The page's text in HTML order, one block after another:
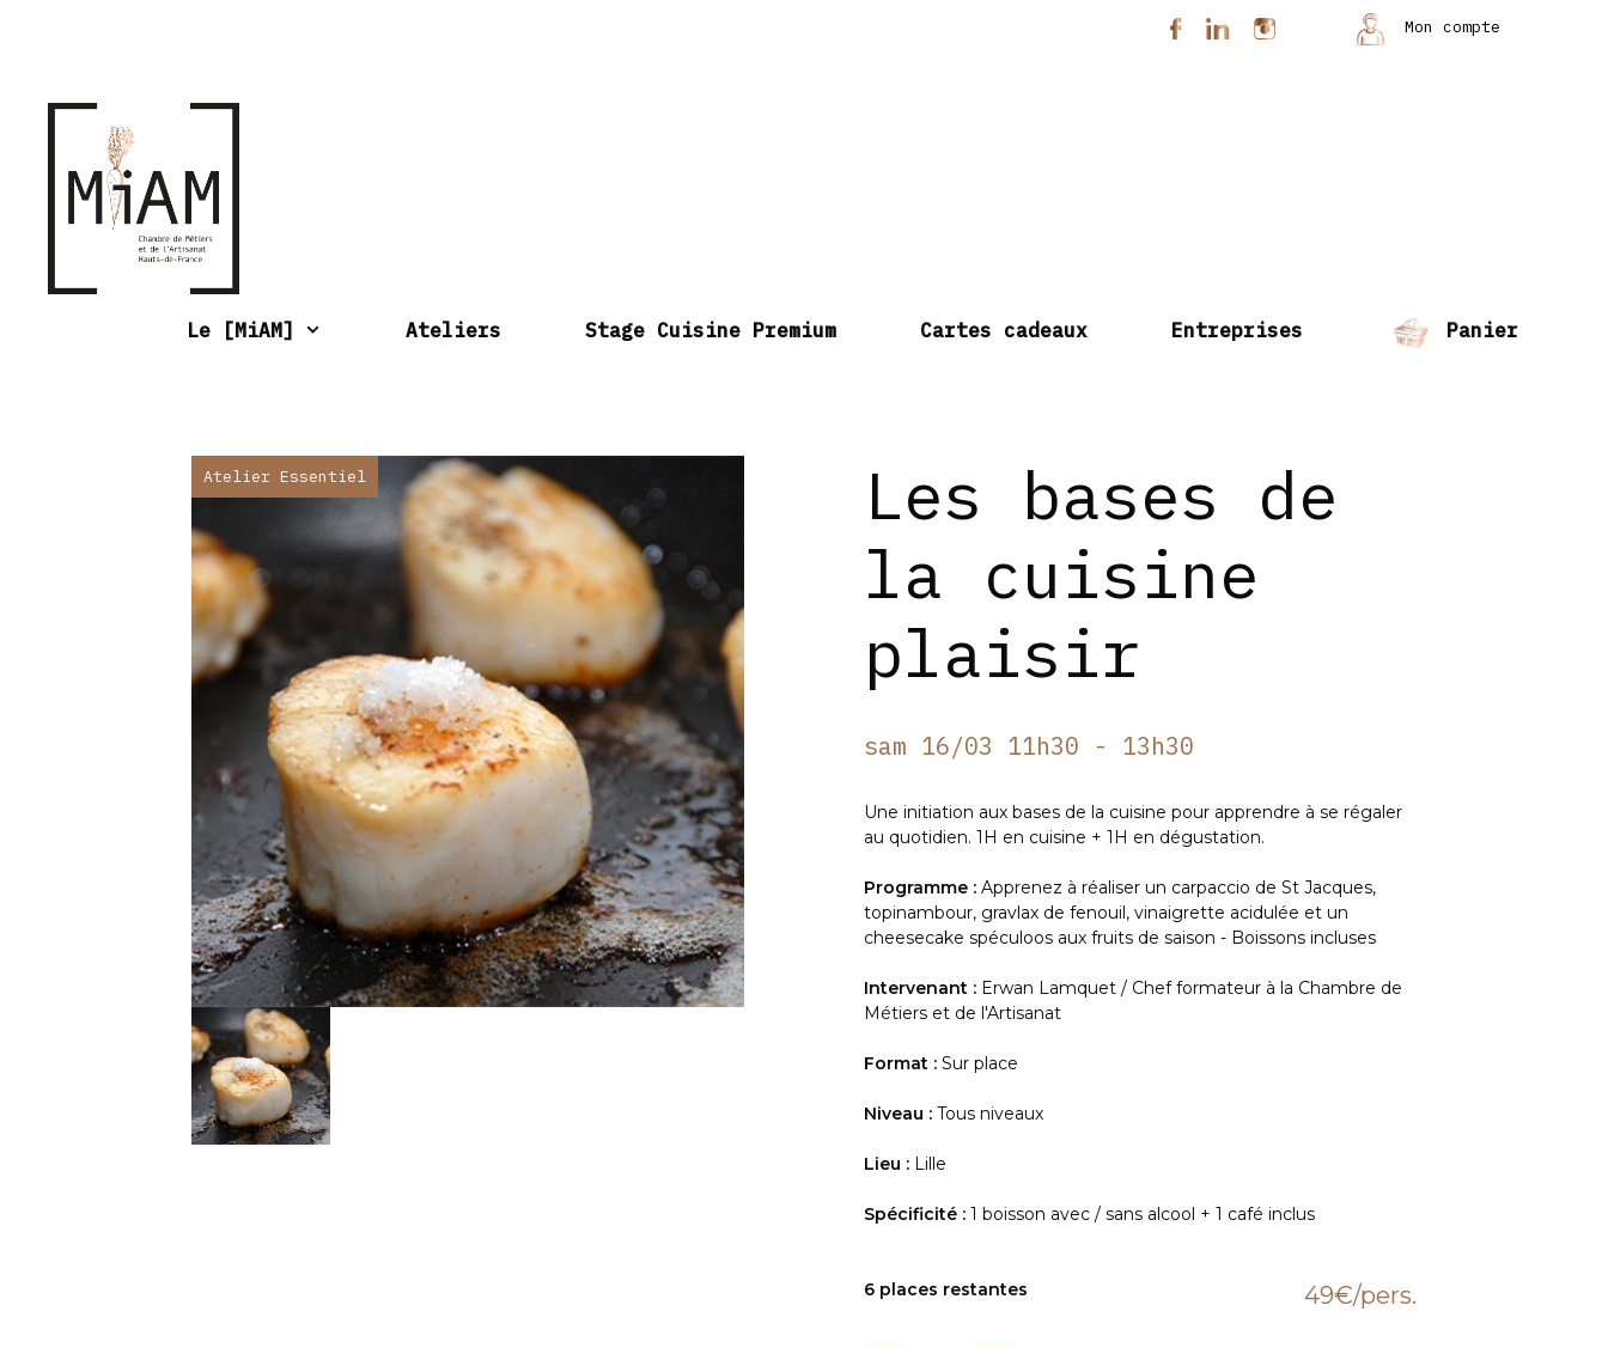
Mon compte
Le [MiAM] Ateliers Stage Cuisine Premium Cartes cadeaux Entreprises Panier
Atelier Essentiel
Les bases de
la cuisine
plaisir
sam 16/03 11h30 - 13h30
Une initiation aux bases de la cuisine pour apprendre à se régaler
au quotidien. 1H en cuisine + 1H en dégustation.
Programme : Apprenez à réaliser un carpaccio de St Jacques,
topinambour, gravlax de fenouil, vinaigrette acidulée et un
cheesecake spéculoos aux fruits de saison - Boissons incluses
Intervenant : Erwan Lamquet / Chef formateur à la Chambre de
Métiers et de l'Artisanat
Format : Sur place
Niveau : Tous niveaux
Lieu : Lille
Spécificité : 1 boisson avec / sans alcool + 1 café inclus
6 places restantes 49€/pers.